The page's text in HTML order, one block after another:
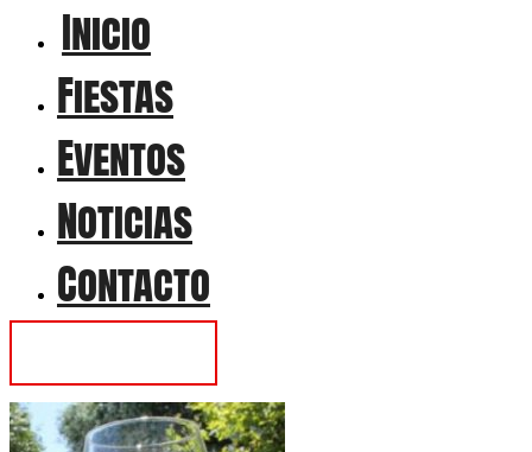
Inicio
Fiestas
Eventos
Noticias
Contacto